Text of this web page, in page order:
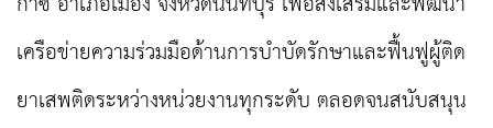
เครือข่ายความร่วมมือด้านการบำบัดรักษาและฟื้นฟูผู้ติด
ยาเสพติดระหว่างหน่วยงานทุกระดับ ตลอดจนสนับสนุน